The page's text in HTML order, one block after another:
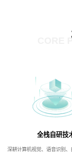
CORE
全栈自研技
深耕计算机视觉、语音识别、